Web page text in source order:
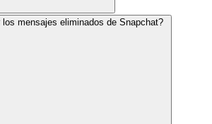
mensajes eliminados de Snapchat?